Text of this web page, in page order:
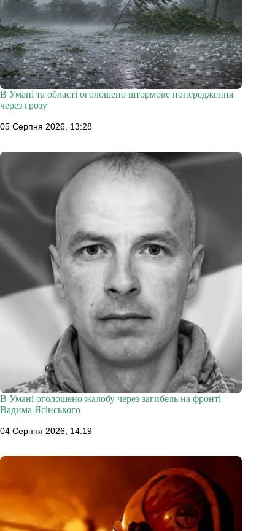
В Умані та області оголошено штормове попередження
через грозу
05 Серпня 2026, 13:28
В Умані оголошено жалобу через загибель на фронті
Вадима Ясінського
04 Серпня 2026, 14:19